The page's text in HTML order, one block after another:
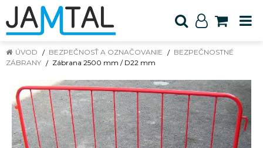
ÚVOD BEZPEČNOSŤ A OZNAČOVANIE
BEZPEČNOSTNÉ
ZÁBRANY
Zábrana 2500 mm / D22 mm